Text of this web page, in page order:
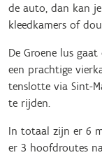
de auto, dan kan
kleedkamers of
De Groene lus
een prachtige
tenslotte via Sint-
te rijden.
In totaal zijn er 6
er 3 hoofdroutes